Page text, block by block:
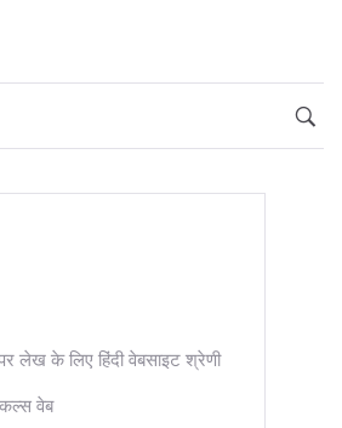
लेख के लिए हिंदी वेबसाइट श्रेणी
वेब